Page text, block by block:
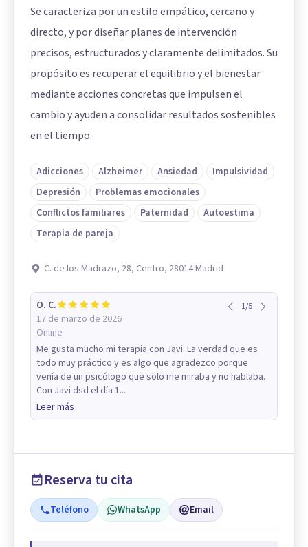
Se caracteriza por un estilo empático, cercano y
directo, y por diseñar planes de intervención
precisos, estructurados y claramente delimitados. Su
propósito es recuperar el equilibrio y el bienestar
mediante acciones concretas que impulsen el
cambio y ayuden a consolidar resultados sostenibles
en el tiempo.
Adicciones Alzheimer Ansiedad
Impulsividad
Depresión
Problemas emocionales
Conflictos familiares
Paternidad
Autoestima
Terapia de pareja
C. de los Madrazo, 28, Centro, 28014 Madrid
O. C.
17 de marzo de 2026
Online
1/5
Me gusta mucho mi terapia con Javi. La verdad que es
todo muy práctico y es algo que agradezco porque
venía de un psicólogo que solo me miraba y no hablaba.
Con Javi dsd el día 1...
Leer más
Reserva tu cita
Teléfono WhatsApp Email